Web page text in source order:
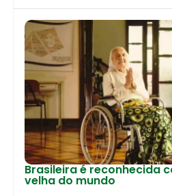
Brasileira é reconhecida
velha do mundo